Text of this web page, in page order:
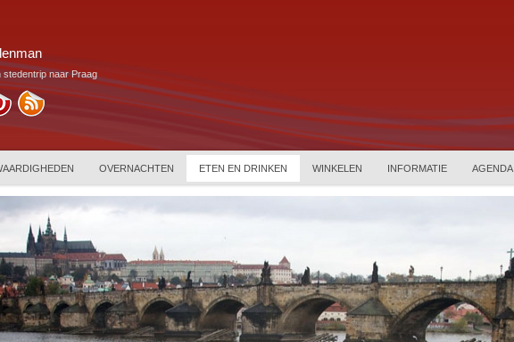
stedentrip naar Praag
OVERNACHTEN ETEN EN DRINKEN WINKELEN INFORMATIE AGENDA